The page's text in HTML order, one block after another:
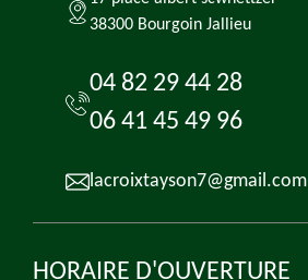
38300 Bourgoin Jallieu
04 82 29 44 28
06 41 45 49 96
lacroixtayson7@gmail.com
HORAIRE D'OUVERTURE